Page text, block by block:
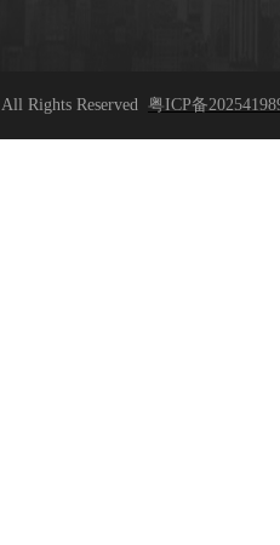
All Rights Reserved 粤ICP备